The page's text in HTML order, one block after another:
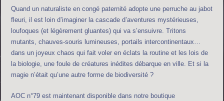
Quand un naturaliste en congé paternité adopte une perruche au jabot
fleuri, il est loin d’imaginer la cascade d’aventures mystérieuses,
loufoques (et légèrement gluantes) qui va s’ensuivre. Tritons
mutants, chauves-souris lumineuses, portails intercontinentaux…
dans un joyeux chaos qui fait voler en éclats la routine et les lois de
la biologie, une foule de créatures inédites débarque en ville. Et si la
magie n’était qu’une autre forme de biodiversité ?
AOC n°79 est maintenant disponible dans notre boutique